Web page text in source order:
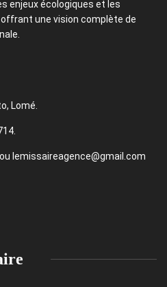
enjeux écologiques et les
une vision complète de
Lomé.
lemissaireagence@gmail.com